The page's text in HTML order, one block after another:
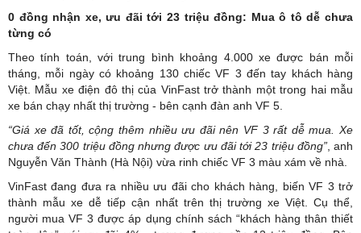
0 đồng nhận xe, ưu đãi tới 23 triệu đồng: Mua ô tô dễ chưa
từng có
Theo tính toán, với trung bình khoảng 4.000 xe được bán mỗi
tháng, mỗi ngày có khoảng 130 chiếc VF 3 đến tay khách hàng
Việt. Mẫu xe điện đô thị của VinFast trở thành một trong hai mẫu
xe bán chạy nhất thị trường - bên cạnh đàn anh VF 5.
“Giá xe đã tốt, cộng thêm nhiều ưu đãi nên VF 3 rất dễ mua. Xe
chưa đến 300 triệu đồng nhưng được ưu đãi tới 23 triệu đồng”, anh
Nguyễn Văn Thành (Hà Nội) vừa rinh chiếc VF 3 màu xám về nhà.
VinFast đang đưa ra nhiều ưu đãi cho khách hàng, biến VF 3 trở
thành mẫu xe dễ tiếp cận nhất trên thị trường xe Việt. Cụ thể,
người mua VF 3 được áp dụng chính sách “khách hàng thân thiết